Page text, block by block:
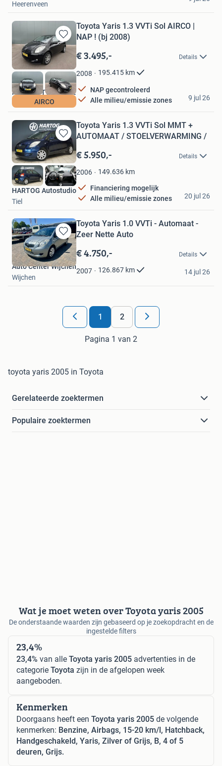
Heerenveen
Bewaren
Mijn
Favorieten
AIRCO
Toyota Yaris 1.3 VVTi Sol AIRCO |
NAP ! (bj 2008)
€ 3.495,- Details
2008 195.415 km
NAP gecontroleerd
Alle milieu/emissie zones
MESO AUTOMOTIVE
Roosendaal
9 jul 26
Bewaren
in
Mijn
Favorieten
Toyota Yaris 1.3 VVTi Sol MMT +
AUTOMAAT / STOELVERWARMING /
€ 5.950,- Details
2006 149.636 km
Financiering mogelijk
Alle milieu/emissie zones
HARTOG Autostudio
Tiel
20 jul 26
Bewaren
in
Mijn
Favorieten
Toyota Yaris 1.0 VVTi - Automaat -
Zeer Nette Auto
€ 4.750,- Details
2007 126.867 km
Auto Center Wijchen
Wijchen
14 jul 26
1 2
Pagina 1 van 2
toyota yaris 2005 in Toyota
Gerelateerde zoektermen
Populaire zoektermen
Wat je moet weten over Toyota yaris 2005
De onderstaande waarden zijn gebaseerd op je zoekopdracht en de
ingestelde filters
23,4%
23,4% van alle Toyota yaris 2005 advertenties in de
categorie Toyota zijn in de afgelopen week
aangeboden.
Kenmerken
Doorgaans heeft een Toyota yaris 2005 de volgende
kenmerken: Benzine, Airbags, 15-20 km/l, Hatchback,
Handgeschakeld, Yaris, Zilver of Grijs, B, 4 of 5
deuren, Grijs.